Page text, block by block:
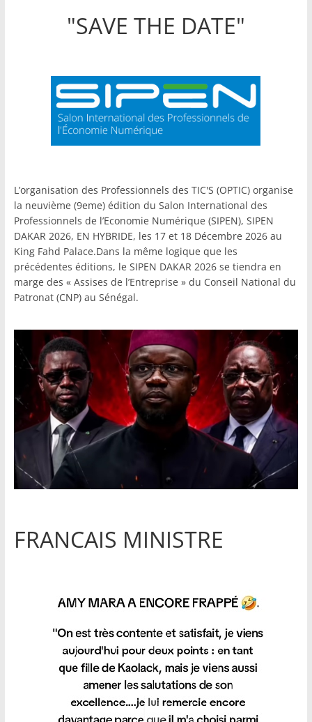
"SAVE THE DATE"
L’organisation des Professionnels des TIC'S (OPTIC) organise
la neuvième (9eme) édition du Salon International des
Professionnels de l’Economie Numérique (SIPEN), SIPEN
DAKAR 2026, EN HYBRIDE, les 17 et 18 Décembre 2026 au
King Fahd Palace.Dans la même logique que les
précédentes éditions, le SIPEN DAKAR 2026 se tiendra en
marge des « Assises de l’Entreprise » du Conseil National du
Patronat (CNP) au Sénégal.
FRANCAIS MINISTRE